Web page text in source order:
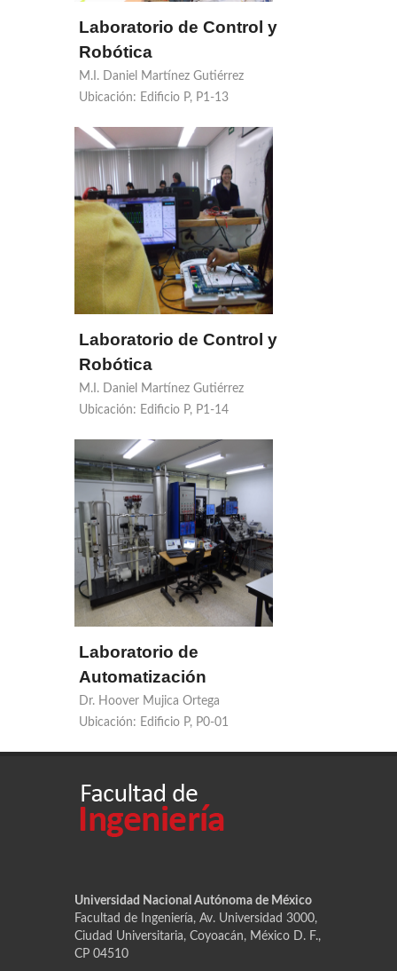
Laboratorio de Control y
Robótica
M.I. Daniel Martínez Gutiérrez
Ubicación: Edificio P, P1-13
Laboratorio de Control y
Robótica
M.I. Daniel Martínez Gutiérrez
Ubicación: Edificio P, P1-14
Laboratorio de
Automatización
Dr. Hoover Mujica Ortega
Ubicación: Edificio P, P0-01
Universidad Nacional Autónoma de México
Facultad de Ingeniería, Av. Universidad 3000,
Ciudad Universitaria, Coyoacán, México D. F.,
CP 04510